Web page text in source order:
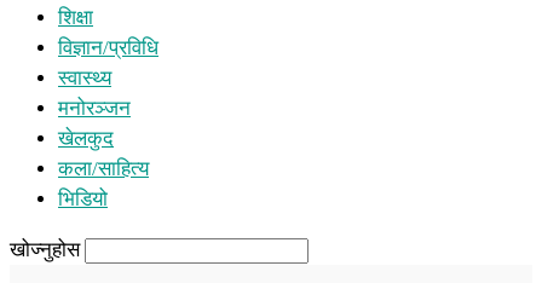
शिक्षा
विज्ञान/प्रविधि
स्वास्थ्य
मनोरञ्जन
खेलकुद
कला/साहित्य
भिडियो
खोज्नुहोस